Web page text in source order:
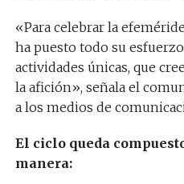
«Para celebrar la
ha puesto todo su
actividades únicas, que
la afición», señala el
a los medios de
El ciclo queda
manera: